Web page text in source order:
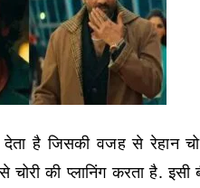
है जिसकी वजह से रेहान
की प्लानिंग करता है. इसी